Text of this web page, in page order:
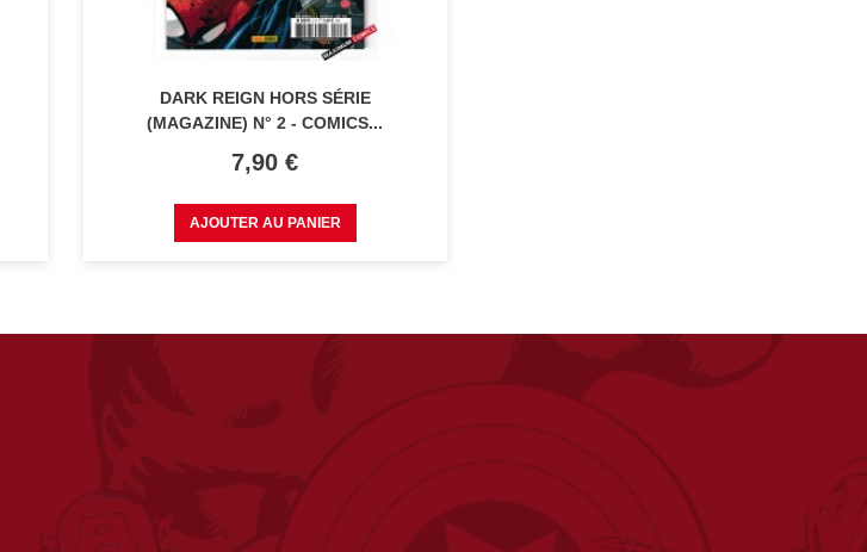
DARK REIGN HORS SÉRIE
(MAGAZINE) N° 2 - COMICS...
Prix
7,90 €
AJOUTER AU PANIER